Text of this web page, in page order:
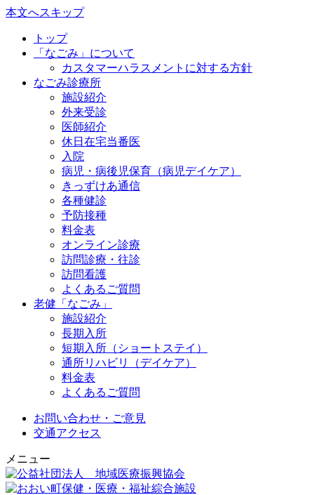
本文へスキップ
トップ
「なごみ」について
カスタマーハラスメントに対する方針
なごみ診療所
施設紹介
外来受診
医師紹介
休日在宅当番医
入院
病児・病後児保育（病児デイケア）
きっずけあ通信
各種健診
予防接種
料金表
オンライン診療
訪問診療・往診
訪問看護
よくあるご質問
老健「なごみ」
施設紹介
長期入所
短期入所（ショートステイ）
通所リハビリ（デイケア）
料金表
よくあるご質問
お問い合わせ・ご意見
交通アクセス
メニュー